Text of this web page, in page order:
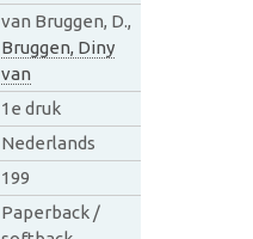
van Bruggen, D.,
Bruggen, Diny
van
1e druk
Nederlands
199
Paperback /